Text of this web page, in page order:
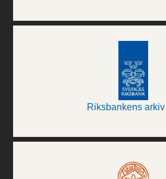
Riksbankens arkiv